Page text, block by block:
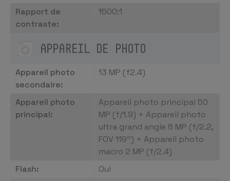
Rapport de
contraste:
1500:1
APPAREIL DE PHOTO
Appareil photo
secondaire:
13 MP (f2.4)
Appareil photo
principal:
Appareil photo principal 50
MP (f/1.9) + Appareil photo
ultra grand angle 8 MP (f/2.2,
FOV 119º) + Appareil photo
macro 2 MP (f/2.4)
Flash: Oui